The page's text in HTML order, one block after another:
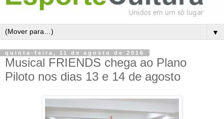
▼
quinta-feira, 11 de agosto de 2016
Musical FRIENDS chega ao Plano
Piloto nos dias 13 e 14 de agosto